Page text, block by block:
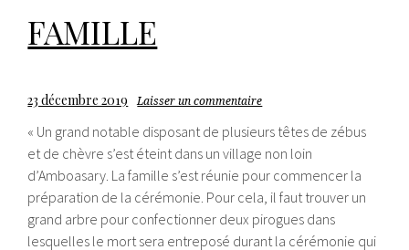
FAMILLE
23 décembre 2019 Laisser un commentaire
« Un grand notable disposant de plusieurs têtes de zébus
et de chèvre s’est éteint dans un village non loin
d’Amboasary. La famille s’est réunie pour commencer la
préparation de la cérémonie. Pour cela, il faut trouver un
grand arbre pour confectionner deux pirogues dans
lesquelles le mort sera entreposé durant la cérémonie qui